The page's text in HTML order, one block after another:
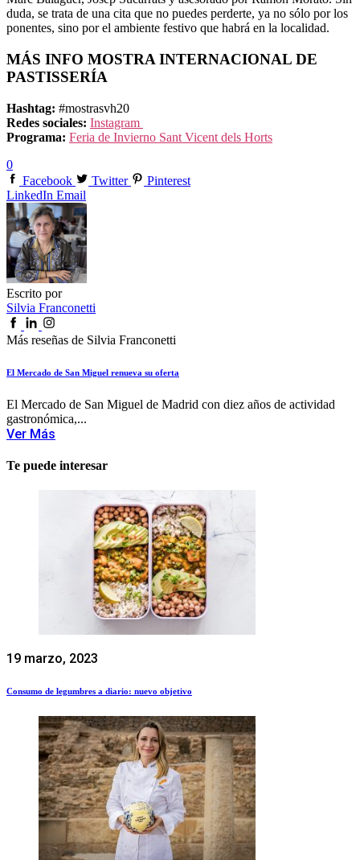
duda, se trata de una cita que no puedes perderte, ya no sólo por los
ponentes, sino por el ambiente festivo que habrá en la localidad.
MÁS INFO MOSTRA INTERNACIONAL DE
PASTISSERÍA
Hashtag: #mostrasvh20
Redes sociales: Instagram
Programa: Feria de Invierno Sant Vicent dels Horts
0
Facebook
Twitter
Pinterest
LinkedIn Email
Escrito por
Silvia Franconetti
Más reseñas de Silvia Franconetti
El Mercado de San Miguel renueva su oferta
El Mercado de San Miguel de Madrid con diez años de actividad
gastronómica,...
Ver Más
Te puede interesar
19 marzo, 2023
Consumo de legumbres a diario: nuevo objetivo